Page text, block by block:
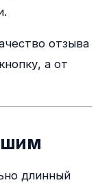
отзыва
а от
длинный